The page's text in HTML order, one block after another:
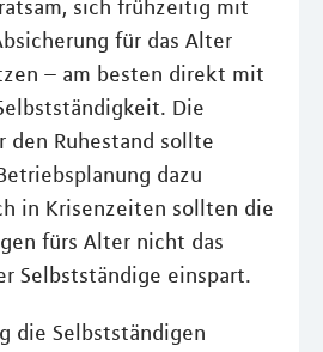
sich frühzeitig mit
für das Alter
– am besten direkt mit
Die
den Ruhestand sollte
dazu
in Krisenzeiten sollten die
fürs Alter nicht das
Selbstständige einspart.
die Selbstständigen